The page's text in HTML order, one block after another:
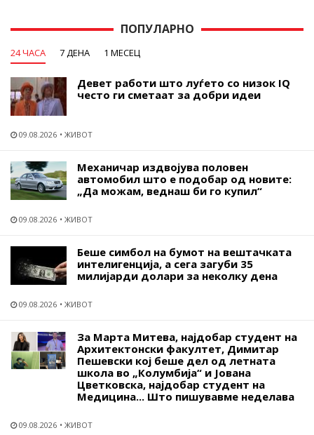
ПОПУЛАРНО
24 ЧАСА 7 ДЕНА 1 МЕСЕЦ
Девет работи што луѓето со низок IQ
често ги сметаат за добри идеи
09.08.2026 ЖИВОТ
Механичар издвојува половен
автомобил што е подобар од новите:
„Да можам, веднаш би го купил“
09.08.2026 ЖИВОТ
Беше симбол на бумот на вештачката
интелигенција, а сега загуби 35
милијарди долари за неколку дена
09.08.2026 ЖИВОТ
За Марта Митева, најдобар студент на
Архитектонски факултет, Димитар
Пешевски кој беше дел од летната
школа во „Колумбија“ и Јована
Цветковска, најдобар студент на
Медицина... Што пишувавме неделава
09.08.2026 ЖИВОТ